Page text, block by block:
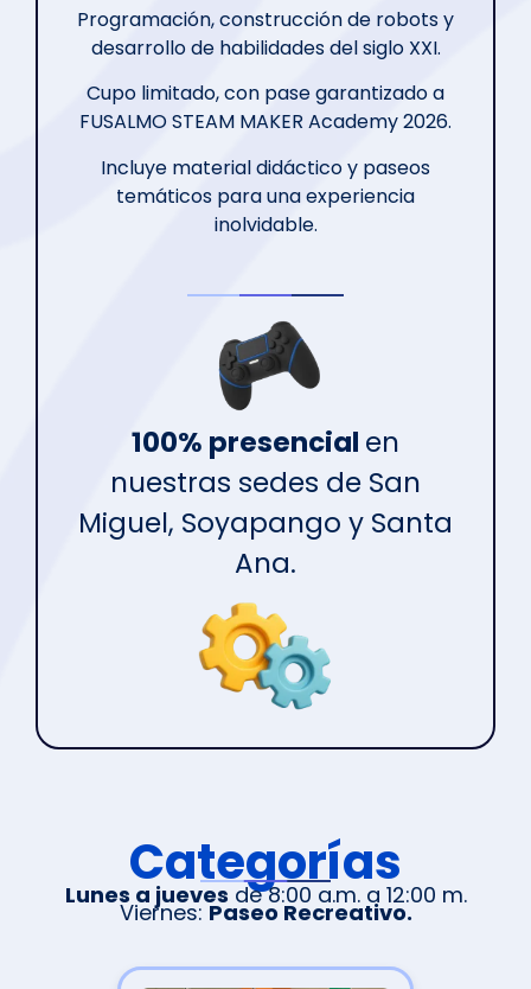
Programación, construcción de robots y
desarrollo de habilidades del siglo XXI.
Cupo limitado, con pase garantizado a
FUSALMO STEAM MAKER Academy 2026.
Incluye material didáctico y paseos
temáticos para una experiencia
inolvidable.
100% presencial en
nuestras sedes de San
Miguel, Soyapango y Santa
Ana.
Categorías
Lunes a jueves de 8:00 a.m. a 12:00 m.
Viernes: Paseo Recreativo.